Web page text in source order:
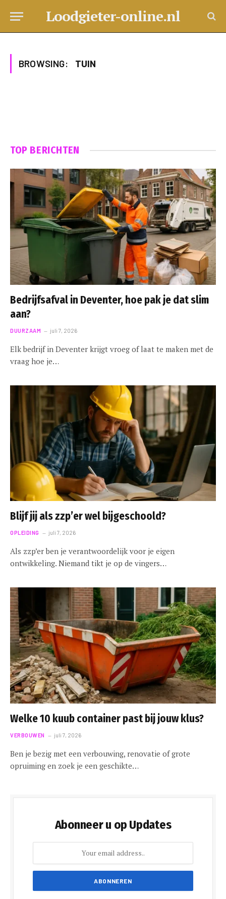
Loodgieter-online.nl
BROWSING: TUIN
TOP BERICHTEN
Bedrijfsafval in Deventer, hoe pak je dat slim
aan?
DUURZAAM juli 7, 2026
Elk bedrijf in Deventer krijgt vroeg of laat te maken met de
vraag hoe je…
Blijf jij als zzp’er wel bijgeschoold?
OPLEIDING juli 7, 2026
Als zzp’er ben je verantwoordelijk voor je eigen
ontwikkeling. Niemand tikt je op de vingers…
Welke 10 kuub container past bij jouw klus?
VERBOUWEN juli 7, 2026
Ben je bezig met een verbouwing, renovatie of grote
opruiming en zoek je een geschikte…
Abonneer u op Updates